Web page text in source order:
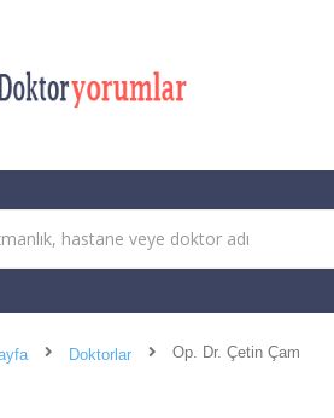
Doktorlar Op. Dr. Çetin Çam